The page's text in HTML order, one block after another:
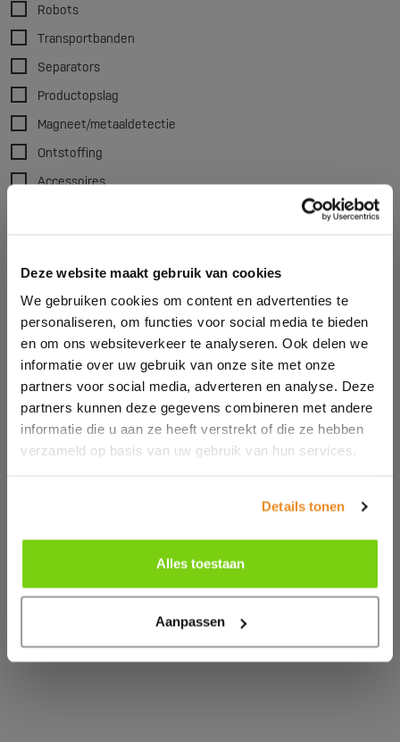
Deze website maakt gebruik van cookies
We gebruiken cookies om content en advertenties te
personaliseren, om functies voor social media te bieden
en om ons websiteverkeer te analyseren. Ook delen we
informatie over uw gebruik van onze site met onze
partners voor social media, adverteren en analyse. Deze
partners kunnen deze gegevens combineren met andere
informatie die u aan ze heeft verstrekt of die ze hebben
verzameld op basis van uw gebruik van hun services.
Details tonen
Alles toestaan
Aanpassen
Robots
Transportbanden
Separators
Productopslag
Magneet/metaaldetectie
Ontstoffing
Accessoires
Alfarobot
Bole
Chinchio Sergio
Industrial Frigo
Marse
Mesutronic
Moditec
Sysmetric
TRIA
Alle filters wissen
Krachtige laad- en lossystemen voor
grondstoffen
Bij Moretec bieden we een breed scala aan
lossystemen om Big Bags, Octbins of zakgoed te
werkomgeving. De lossystemen zijn in verschillende
uitvoeringen verkrijgbaar en daarmee is er voor iedere
toepassing een geschikte oplossing. Denk hierbij aan
de Vismec/Maguire Sweeper, de Vismec Viper,
Bekijk ons productoverzicht voor alle mogelijkheden.